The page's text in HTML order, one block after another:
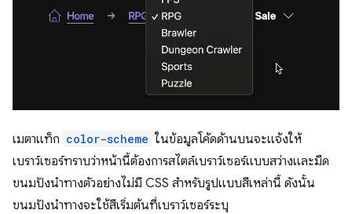
เมตาแท็ก color-scheme ในข้อมูลโค้ดด้านบนจะแจ้งให้
เบราว์เซอร์ทราบว่าหน้านี้ต้องการสไตล์เบราว์เซอร์แบบสว่างและมืด
ขนมปังนำทางตัวอย่างไม่มี CSS สำหรับรูปแบบสีเหล่านี้ ดังนั้น
ขนมปังนำทางจะใช้สีเริ่มต้นที่เบราว์เซอร์ระบุ